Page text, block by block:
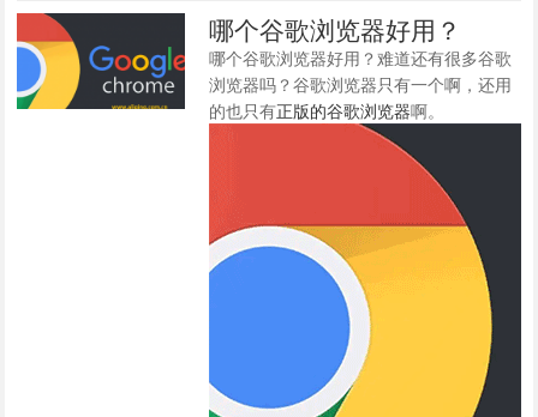
哪个谷歌浏览器好用？
哪个谷歌浏览器好用？难道还有很多谷歌
浏览器吗？谷歌浏览器只有一个啊，还用
的也只有正版的谷歌浏览器啊。